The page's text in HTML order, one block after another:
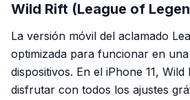
Wild Rift (League of
La versión móvil del aclamado
optimizada para funcionar en una
dispositivos. En el iPhone 11, Wild
disfrutar con todos los ajustes